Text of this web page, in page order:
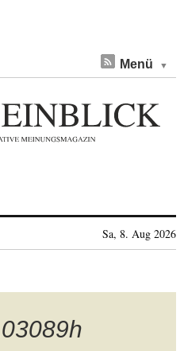
Menü
Sa, 8. Aug 2026